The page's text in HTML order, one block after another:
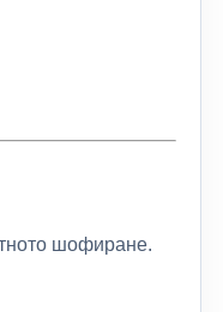
шофиране.